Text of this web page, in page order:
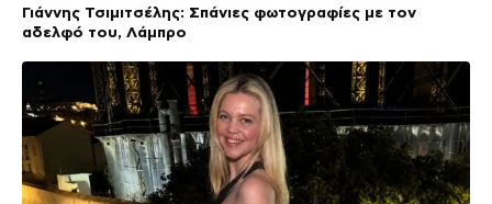
Γιάννης Τσιμιτσέλης: Σπάνιες φωτογραφίες με τον
αδελφό του, Λάμπρο